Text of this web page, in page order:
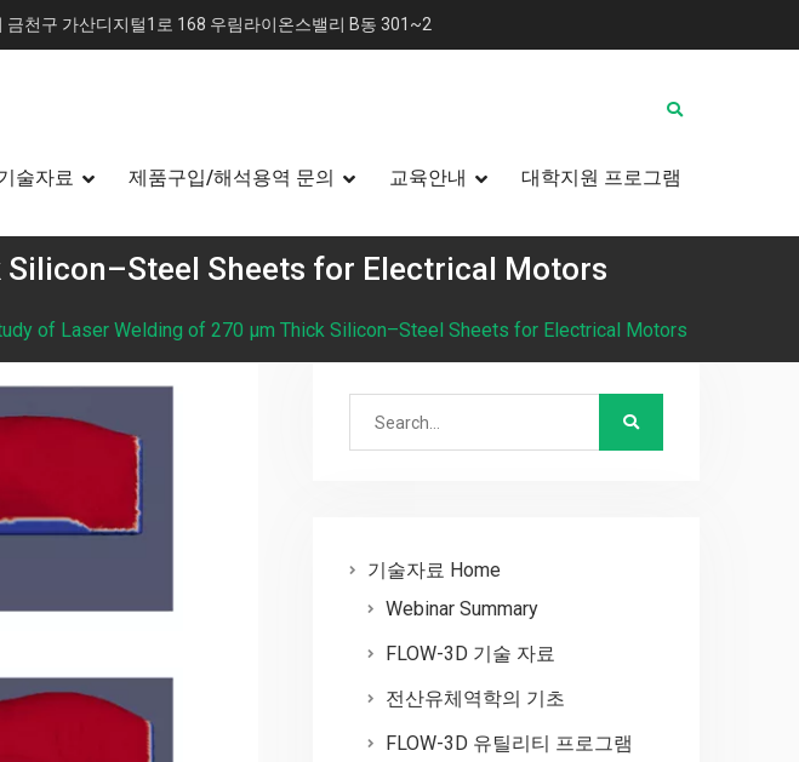
금천구 가산디지털1로 168 우림라이온스밸리 B동 301~2
술자료 제품구입/해석용역 문의 교육안내 대학지원 프로그램
Sheets for Electrical Motors
of Laser Welding of 270 µm Thick Silicon–Steel Sheets for Electrical Motors
기술자료 Home
Webinar Summary
FLOW-3D 기술 자료
전산유체역학의 기초
FLOW-3D 유틸리티 프로그램